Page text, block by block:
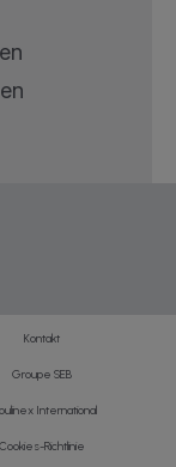
Kontakt
Groupe SEB
International
Cookies-Richtlinie